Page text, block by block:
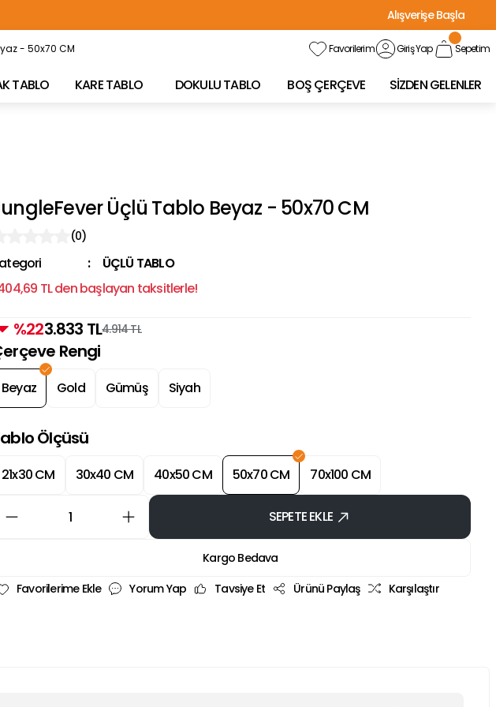
Alışverişe Başla
KARGO!
Favorilerim Giriş Yap Sepetim
TABLO KARE TABLO DOKULU TABLO BOŞ ÇERÇEVE SİZDEN GELENLER
Üçlü Tablo Beyaz - 50x70 CM
(0)
ÜÇLÜ TABLO
TL den başlayan taksitlerle!
%223.833 TL4.914 TL
Rengi
Beyaz Gold Gümüş Siyah
Ölçüsü
21x30 CM 30x40 CM 40x50 CM 50x70 CM 70x100 CM
SEPETE EKLE
Kargo Bedava
Yorum Yap
Tavsiye Et Ürünü Paylaş Karşılaştır